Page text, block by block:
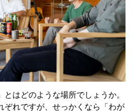
はどのような場所でしょうか。
ぞれですが、せっかくなら「わが